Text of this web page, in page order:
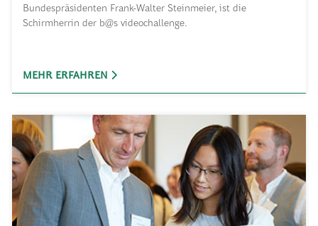
Bundespräsidenten Frank-Walter Steinmeier, ist die
Schirmherrin der b@s videochallenge.
MEHR ERFAHREN